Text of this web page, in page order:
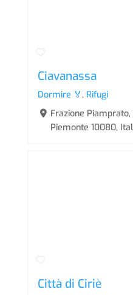
Ciavanassa
Dormire 🏅 , Rifugi
Frazione
Piemonte 10080,
Città di Ciriè